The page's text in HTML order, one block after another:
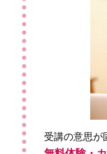
受講の意思が